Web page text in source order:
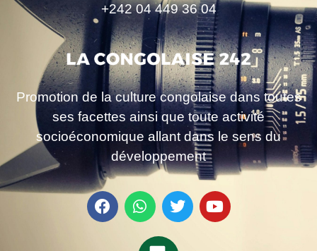
+242 04 449 36 04
Promotion de la culture congolaise dans toutes
ses facettes ainsi que toute activité
socioéconomique allant dans le sens du
développement